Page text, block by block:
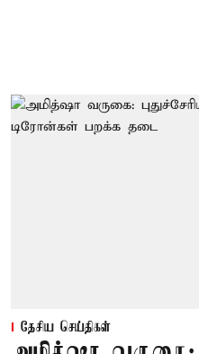
தேசிய செய்திகள்